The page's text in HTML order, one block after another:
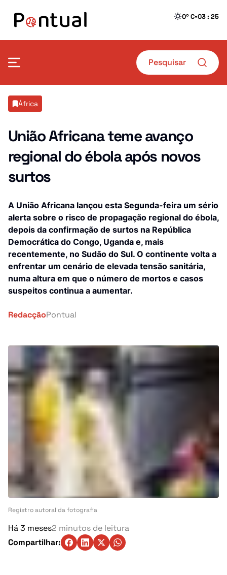
0º C•03 : 25
Mais Pontual
Defesa
Transportes
Crime
Educação
Investigação
Tragédia
Energia
Negócios
Cultura
Religião
Construção
Ambiente
Denúncia
Matérias-Primas
Sociedade
Economia
Desporto
Saúde
África
País
África
União Africana teme avanço
regional do ébola após novos
surtos
A União Africana lançou esta Segunda-feira um sério
alerta sobre o risco de propagação regional do ébola,
depois da confirmação de surtos na República
Democrática do Congo, Uganda e, mais
recentemente, no Sudão do Sul. O continente volta a
enfrentar um cenário de elevada tensão sanitária,
numa altura em que o número de mortos e casos
suspeitos continua a aumentar.
RedacçãoPontual
Registro autoral da fotografia
Há 3 meses2 minutos de leitura
Compartilhar: